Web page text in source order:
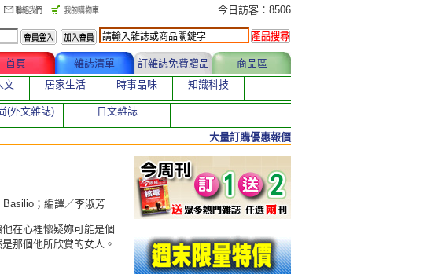
Basilio；編譯／李淑芳
在心裡懷疑妳可能是個
那個他所欣賞的女人。
今日訪客：8506
首頁 雜誌清單 訂雜誌免費贈品
商品區
文 居家生活 時事品味 知識科技
(外文雜誌) 日文雜誌
大量訂購優惠報價